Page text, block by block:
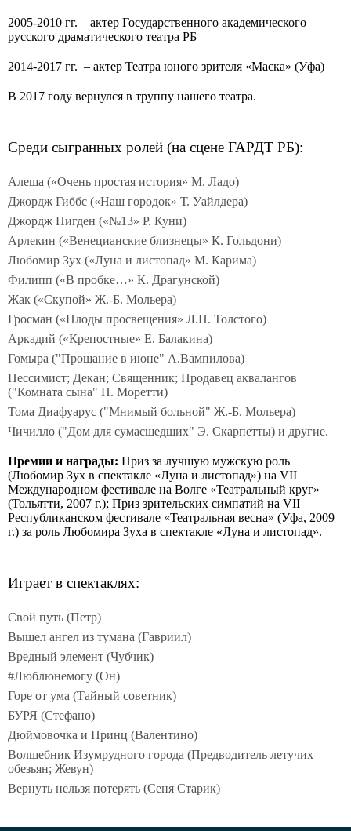
2005-2010 гг. – актер Государственного академического
русского драматического театра РБ
2014-2017 гг. – актер Театра юного зрителя «Маска» (Уфа)
В 2017 году вернулся в труппу нашего театра.
Среди сыгранных ролей (на сцене ГАРДТ РБ):
Алеша («Очень простая история» М. Ладо)
Джордж Гиббс («Наш городок» Т. Уайлдера)
Джордж Пигден («№13» Р. Куни)
Арлекин («Венецианские близнецы» К. Гольдони)
Любомир Зух («Луна и листопад» М. Карима)
Филипп («В пробке…» К. Драгунской)
Жак («Скупой» Ж.-Б. Мольера)
Гросман («Плоды просвещения» Л.Н. Толстого)
Аркадий («Крепостные» Е. Балакина)
Гомыра ("Прощание в июне" А.Вампилова)
Пессимист; Декан; Священник; Продавец аквалангов
("Комната сына" Н. Моретти)
Тома Диафуарус ("Мнимый больной" Ж.-Б. Мольера)
Чичилло ("Дом для сумасшедших" Э. Скарпетты) и другие.
Премии и награды: Приз за лучшую мужскую роль
(Любомир Зух в спектакле «Луна и листопад») на VII
Международном фестивале на Волге «Театральный круг»
(Тольятти, 2007 г.); Приз зрительских симпатий на VII
Республиканском фестивале «Театральная весна» (Уфа, 2009
г.) за роль Любомира Зуха в спектакле «Луна и листопад».
Играет в спектаклях:
Свой путь (Петр)
Вышел ангел из тумана (Гавриил)
Вредный элемент (Чубчик)
#Люблюнемогу (Он)
Горе от ума (Тайный советник)
БУРЯ (Стефано)
Дюймовочка и Принц (Валентино)
Волшебник Изумрудного города (Предводитель летучих
обезьян; Жевун)
Вернуть нельзя потерять (Сеня Старик)